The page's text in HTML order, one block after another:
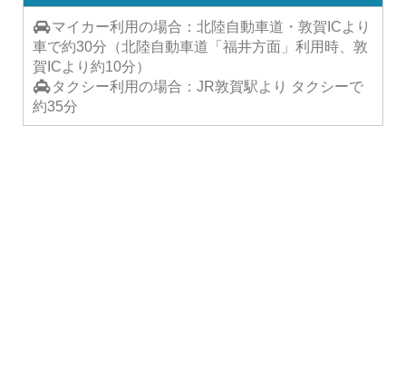
マイカー利用の場合：北陸自動車道・敦賀ICより
車で約30分（北陸自動車道「福井方面」利用時、敦
賀ICより約10分）
タクシー利用の場合：JR敦賀駅より タクシーで
約35分